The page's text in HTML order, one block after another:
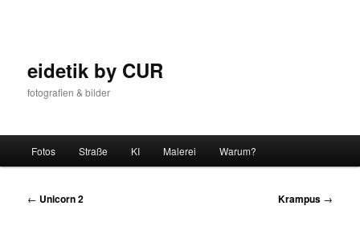
eidetik by CUR
fotografien & bilder
Fotos Straße KI Malerei Warum?
Beitrags-
← Unicorn 2 Krampus →